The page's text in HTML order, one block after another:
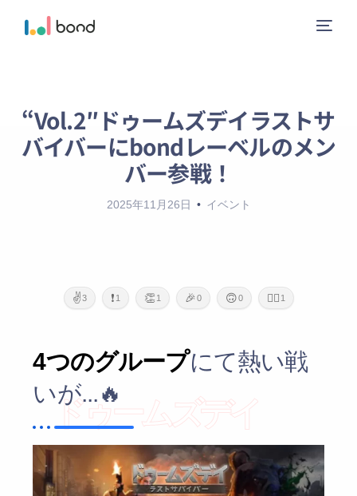
“Vol.2″ドゥームズデイラストサ
バイバーにbondレーベルのメン
バー参戦！
2025年11月26日 イベント
✌️3 ❗ 1 👏 1 🎉0 🙃0 🙇‍♂️ 1
ドゥームズデイ
4つのグループにて熱い戦
いが...🔥
ニュース
レーベル
お問い合わせ